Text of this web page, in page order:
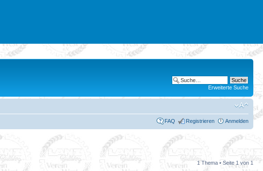
Erweiterte Suche
FAQ Registrieren Anmelden
1 Thema • Seite 1 von 1